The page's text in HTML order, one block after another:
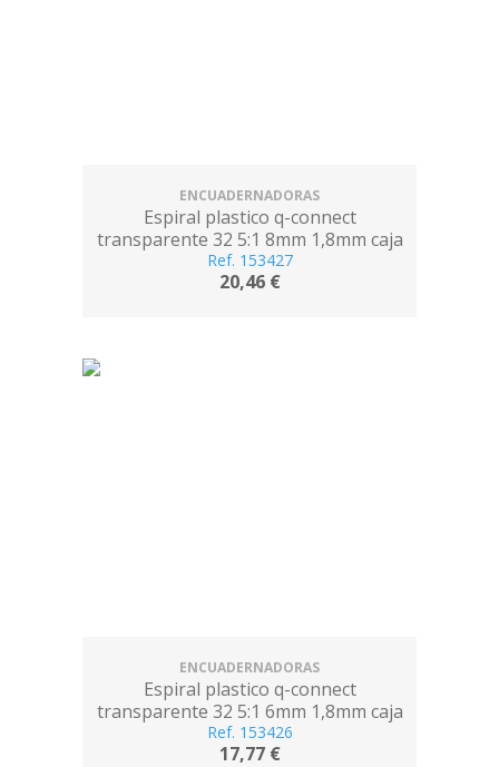
ENCUADERNADORAS
Espiral plastico q-connect
transparente 32 5:1 8mm 1,8mm caja
de 100 unidades
Ref. 153427
20,46 €
ENCUADERNADORAS
Espiral plastico q-connect
transparente 32 5:1 6mm 1,8mm caja
de 100 unidades
Ref. 153426
17,77 €